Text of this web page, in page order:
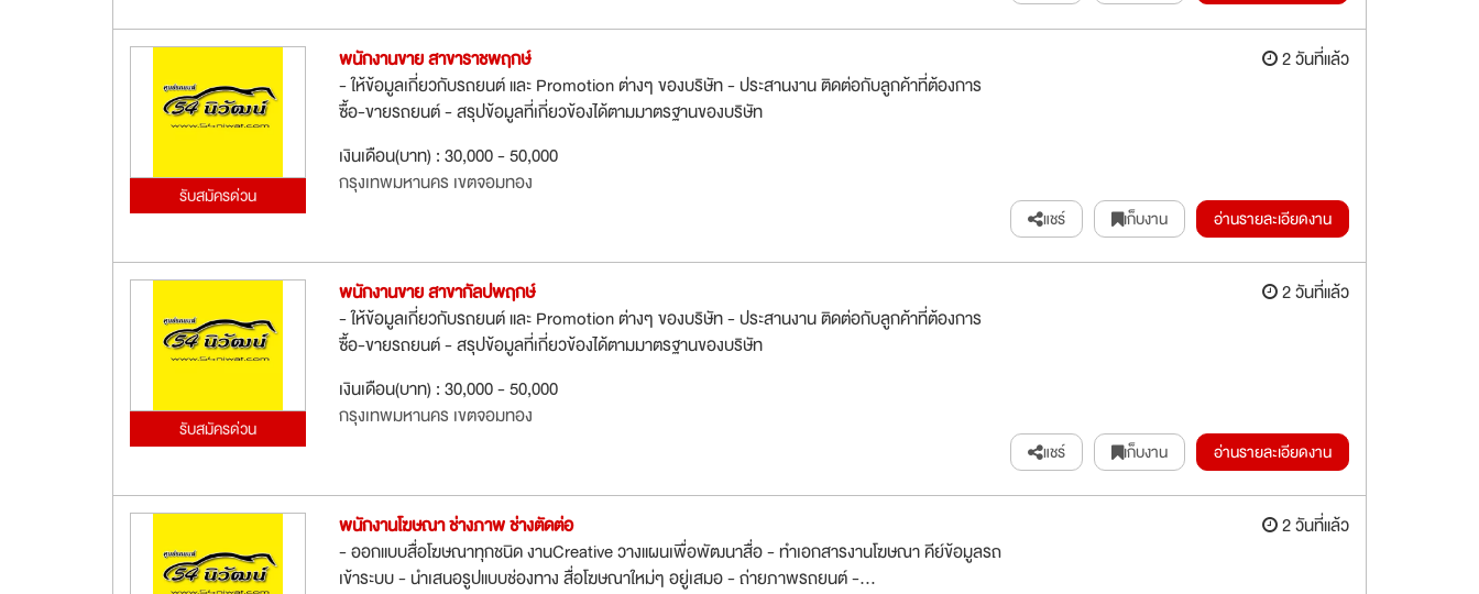
รับสมัครด่วน
พนักงานขาย สาขาราชพฤกษ์
- ให้ข้อมูลเกี่ยวกับรถยนต์ และ Promotion ต่างๆ ของบริษัท - ประสานงาน ติดต่อกับลูกค้าที่ต้องการ
ซื้อ-ขายรถยนต์ - สรุปข้อมูลที่เกี่ยวข้องได้ตามมาตรฐานของบริษัท
เงินเดือน(บาท) : 30,000 - 50,000
กรุงเทพมหานคร เขตจอมทอง
2 วันที่แล้ว
แชร์ เก็บงาน อ่านรายละเอียดงาน
รับสมัครด่วน
พนักงานขาย สาขากัลปพฤกษ์
- ให้ข้อมูลเกี่ยวกับรถยนต์ และ Promotion ต่างๆ ของบริษัท - ประสานงาน ติดต่อกับลูกค้าที่ต้องการ
ซื้อ-ขายรถยนต์ - สรุปข้อมูลที่เกี่ยวข้องได้ตามมาตรฐานของบริษัท
เงินเดือน(บาท) : 30,000 - 50,000
กรุงเทพมหานคร เขตจอมทอง
2 วันที่แล้ว
แชร์ เก็บงาน อ่านรายละเอียดงาน
พนักงานโฆษณา ช่างภาพ ช่างตัดต่อ
- ออกแบบสื่อโฆษณาทุกชนิด งานCreative วางแผนเพื่อพัฒนาสื่อ - ทำเอกสารงานโฆษณา คีย์ข้อมูลรถ
เข้าระบบ - นำเสนอรูปแบบช่องทาง สื่อโฆษณาใหม่ๆ อยู่เสมอ - ถ่ายภาพรถยนต์ -...
2 วันที่แล้ว